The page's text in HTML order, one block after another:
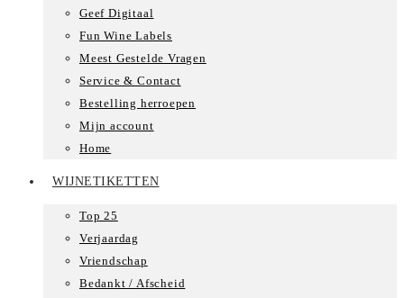
Geef Digitaal
Fun Wine Labels
Meest Gestelde Vragen
Service & Contact
Bestelling herroepen
Mijn account
Home
WIJNETIKETTEN
Top 25
Verjaardag
Vriendschap
Bedankt / Afscheid